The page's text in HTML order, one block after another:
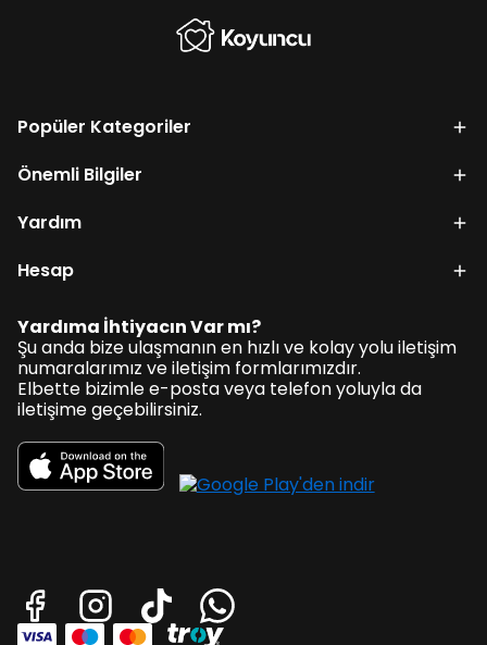
Popüler Kategoriler
Önemli Bilgiler
Yardım
Hesap
Yardıma İhtiyacın Var mı?
Şu anda bize ulaşmanın en hızlı ve kolay yolu iletişim
numaralarımız ve iletişim formlarımızdır.
Elbette bizimle e-posta veya telefon yoluyla da
iletişime geçebilirsiniz.